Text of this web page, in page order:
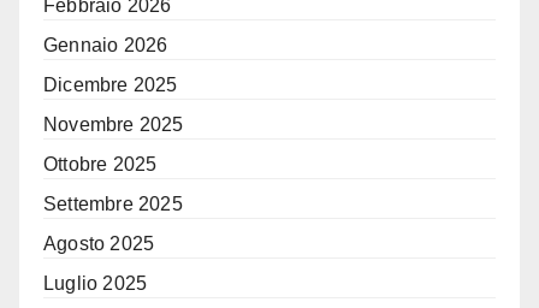
Febbraio 2026
Gennaio 2026
Dicembre 2025
Novembre 2025
Ottobre 2025
Settembre 2025
Agosto 2025
Luglio 2025